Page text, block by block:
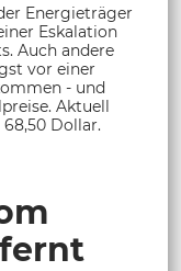
Energieträger
Eskalation
Auch andere
vor einer
- und
Aktuell
Dollar.